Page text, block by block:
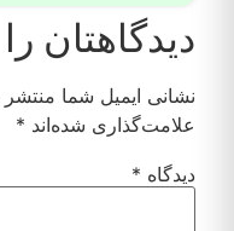
دیدگاهتان
نشانی ایمیل شما
علامت‌گذاری شده‌اند *
دیدگاه *